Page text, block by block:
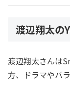
渡辺翔太の
渡辺翔太さんは
方、ドラマやバ